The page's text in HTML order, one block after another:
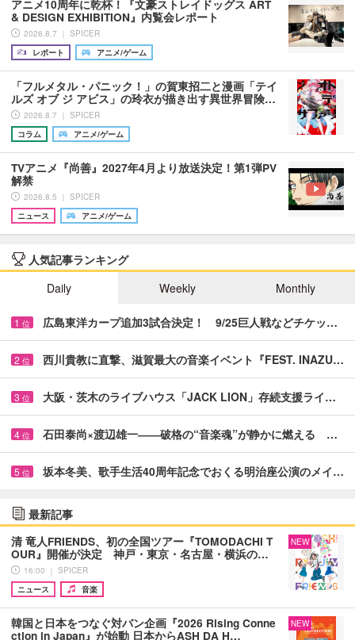
アニメ10周年に乾杯！『文豪ストレイドッグス ART
& DESIGN EXHIBITION』内覧会レポート
2026.8.7 ｜ SPICER
レポート
アニメ/ゲーム
「フルメタル・パニック！」の賀東招二と漫画「テイ
ルズ オブ ジ アビス」の玲衣が描き出す異世界冒険…
2026.8.7 ｜ SPICER
コラム
アニメ/ゲーム
TVアニメ『尚善』2027年4月より放送決定！第1弾PV
解禁
2026.8.5 ｜ SPICER
ニュース
アニメ/ゲーム
人気記事ランキング
Daily
Weekly Monthly
1 位 広島東洋カープ追加3試合決定！ 9/25巨人戦などチケッ…
2 位 西川貴教に直撃、滋賀最大の音楽イベント『FEST. INAZU…
3 位 大阪・茨木のライブハウス「JACK LION」存続支援ライ…
4 位 石田泰尚×渡辺雄一――破格の“音楽魂”が静かに燃える …
5 位 坂本冬美、歌手生活40周年記念でおくる明治座公演のメイ…
最新記事
清 竜人FRIENDS、初の全国ツアー『TOMODACHI T
OUR』開催が決定 神戸・東京・名古屋・横浜の…
16:00 ｜ SPICER
ニュース
音楽
NEW
韓国と日本をつなぐ対バン企画『2026 Rising Conne
ction in Japan』が始動 日本からASH DA H…
NEW